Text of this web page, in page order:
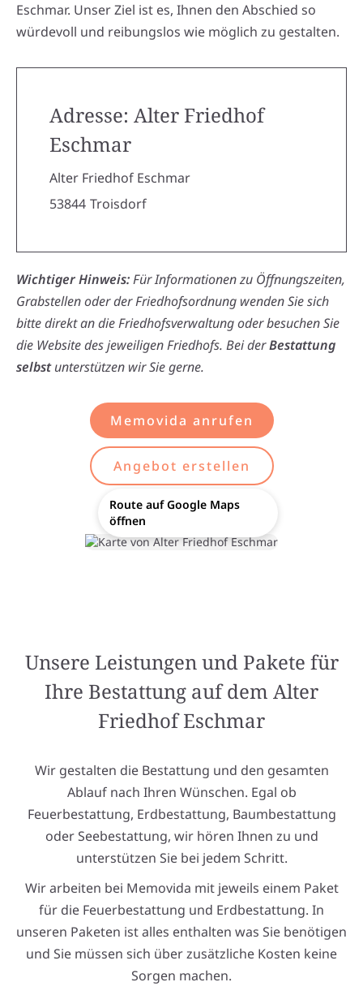
Eschmar. Unser Ziel ist es, Ihnen den Abschied so
würdevoll und reibungslos wie möglich zu gestalten.
Adresse: Alter Friedhof
Eschmar
Alter Friedhof Eschmar
53844 Troisdorf
Wichtiger Hinweis:Für Informationen zu Öffnungszeiten,
Grabstellen oder der Friedhofsordnung wenden Sie sich
bitte direkt an die Friedhofsverwaltung oder besuchen Sie
die Website des jeweiligen Friedhofs. Bei derBestattung
selbstunterstützen wir Sie gerne.
Memovida anrufen
Angebot erstellen
Route auf Google Maps
öffnen
Unsere Leistungen und Pakete für
Ihre Bestattung auf dem Alter
Friedhof Eschmar
Wir gestalten die Bestattung und den gesamten
Ablauf nach Ihren Wünschen. Egal ob
Feuerbestattung, Erdbestattung, Baumbestattung
oder Seebestattung, wir hören Ihnen zu und
unterstützen Sie bei jedem Schritt.
Wir arbeiten bei Memovida mit jeweils einem Paket
für die Feuerbestattung und Erdbestattung. In
unseren Paketen ist alles enthalten was Sie benötigen
und Sie müssen sich über zusätzliche Kosten keine
Sorgen machen.